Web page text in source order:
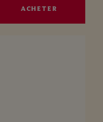
ACHETER